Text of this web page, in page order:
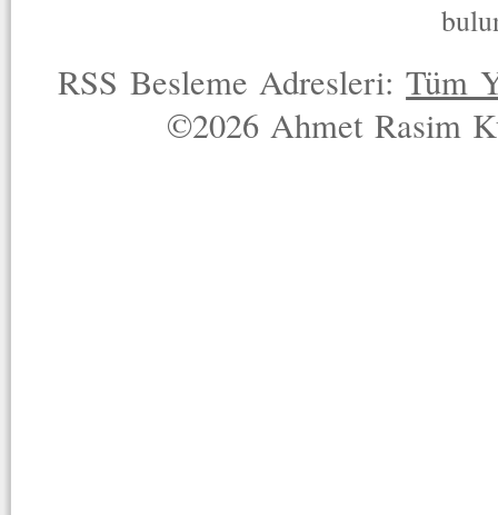
RSS Besleme Adresleri:Tüm
©2026 Ahmet Rasim